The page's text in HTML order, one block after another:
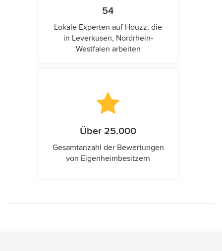
54
Lokale Experten auf Houzz, die
in Leverkusen, Nordrhein-
Westfalen arbeiten
Über 25.000
Gesamtanzahl der Bewertungen
von Eigenheimbesitzern